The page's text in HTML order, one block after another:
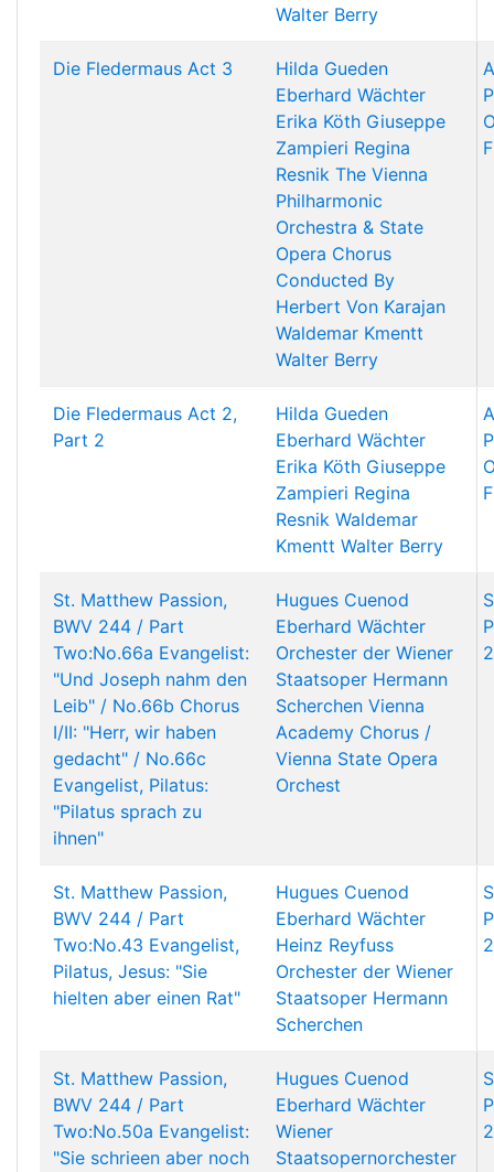
Walter Berry
Die Fledermaus Act 3
Hilda Gueden
Eberhard Wächter
Erika Köth Giuseppe
Zampieri Regina
Resnik The Vienna
Philharmonic
Orchestra & State
Opera Chorus
Conducted By
Herbert Von Karajan
Waldemar Kmentt
Walter Berry
Die Fledermaus Act 2,
Part 2
Hilda Gueden
Eberhard Wächter
Erika Köth Giuseppe
Zampieri Regina
Resnik Waldemar
Kmentt Walter Berry
St. Matthew Passion,
BWV 244 / Part
Two:No.66a Evangelist:
"Und Joseph nahm den
Leib" / No.66b Chorus
I/II: "Herr, wir haben
gedacht" / No.66c
Evangelist, Pilatus:
"Pilatus sprach zu
ihnen"
Hugues Cuenod
Eberhard Wächter
Orchester der Wiener
Staatsoper Hermann
Scherchen Vienna
Academy Chorus /
Vienna State Opera
Orchest
St. Matthew Passion,
BWV 244 / Part
Two:No.43 Evangelist,
Pilatus, Jesus: "Sie
hielten aber einen Rat"
Hugues Cuenod
Eberhard Wächter
Heinz Reyfuss
Orchester der Wiener
Staatsoper Hermann
Scherchen
St. Matthew Passion,
BWV 244 / Part
Two:No.50a Evangelist:
"Sie schrieen aber noch
Hugues Cuenod
Eberhard Wächter
Wiener
Staatsopernorchester